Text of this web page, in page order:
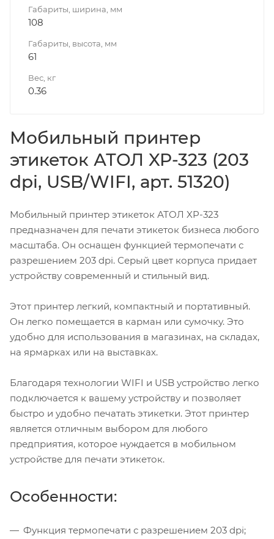
Габариты, ширина, мм
108
Габариты, высота, мм
61
Вес, кг
0.36
Мобильный принтер
этикеток АТОЛ XP-323 (203
dpi, USB/WIFI, арт. 51320)
Мобильный принтер этикеток АТОЛ XP-323
предназначен для печати этикеток бизнеса любого
масштаба. Он оснащен функцией термопечати с
разрешением 203 dpi. Серый цвет корпуса придает
устройству современный и стильный вид.
Этот принтер легкий, компактный и портативный.
Он легко помещается в карман или сумочку. Это
удобно для использования в магазинах, на складах,
на ярмарках или на выставках.
Благодаря технологии WIFI и USB устройство легко
подключается к вашему устройству и позволяет
быстро и удобно печатать этикетки. Этот принтер
является отличным выбором для любого
предприятия, которое нуждается в мобильном
устройстве для печати этикеток.
Особенности:
Функция термопечати с разрешением 203 dpi;